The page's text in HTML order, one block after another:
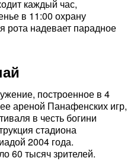
каждый час,
в 11:00 охрану
рота надевает парадное
построенное в 4
ареной Панафенских игр,
в честь богини
стадиона
2004 года.
60 тысяч зрителей.